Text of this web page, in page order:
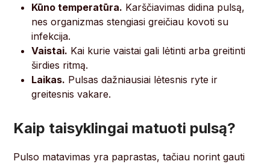
Kūno temperatūra. Karščiavimas didina pulsą,
nes organizmas stengiasi greičiau kovoti su
infekcija.
Vaistai. Kai kurie vaistai gali lėtinti arba greitinti
širdies ritmą.
Laikas. Pulsas dažniausiai lėtesnis ryte ir
greitesnis vakare.
Kaip taisyklingai matuoti pulsą?
Pulso matavimas yra paprastas, tačiau norint gauti